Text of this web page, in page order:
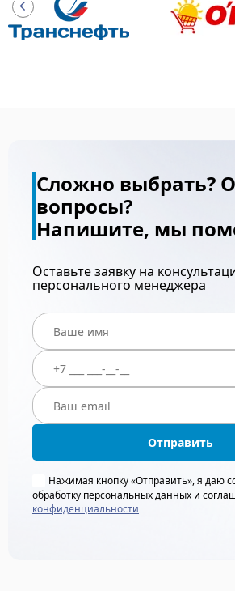
Сложно выбрать?
вопросы?
Напишите, мы
Оставьте заявку на
персонального менеджера
Отправить
Нажимая кнопку «Отправить», я даю
обработку персональных данных и
конфиденциальности